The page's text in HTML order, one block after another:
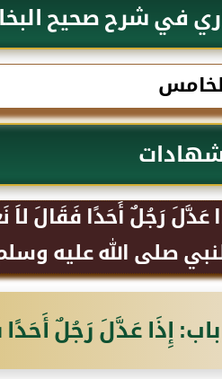
في شرح صحيح
عَدَّلَ رَجُلٌ أَحَدًا فَقَالَ لاَ
صلى الله عليه
باب: إِذَا عَدَّلَ رَجُلٌ أَحَدًا